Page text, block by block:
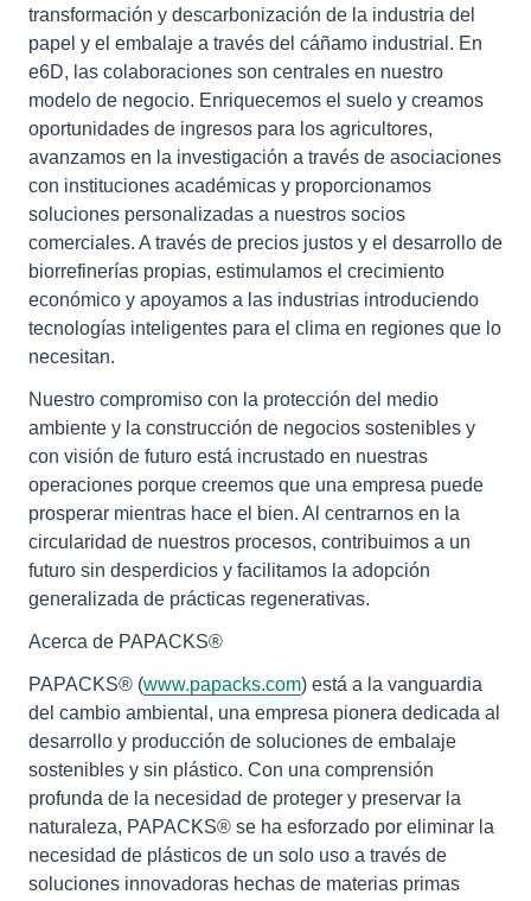
transformación y descarbonización de la industria del
papel y el embalaje a través del cáñamo industrial. En
e6D, las colaboraciones son centrales en nuestro
modelo de negocio. Enriquecemos el suelo y creamos
oportunidades de ingresos para los agricultores,
avanzamos en la investigación a través de asociaciones
con instituciones académicas y proporcionamos
soluciones personalizadas a nuestros socios
comerciales. A través de precios justos y el desarrollo de
biorrefinerías propias, estimulamos el crecimiento
económico y apoyamos a las industrias introduciendo
tecnologías inteligentes para el clima en regiones que lo
necesitan.
Nuestro compromiso con la protección del medio
ambiente y la construcción de negocios sostenibles y
con visión de futuro está incrustado en nuestras
operaciones porque creemos que una empresa puede
prosperar mientras hace el bien. Al centrarnos en la
circularidad de nuestros procesos, contribuimos a un
futuro sin desperdicios y facilitamos la adopción
generalizada de prácticas regenerativas.
Acerca de PAPACKS®
PAPACKS® (www.papacks.com) está a la vanguardia
del cambio ambiental, una empresa pionera dedicada al
desarrollo y producción de soluciones de embalaje
sostenibles y sin plástico. Con una comprensión
profunda de la necesidad de proteger y preservar la
naturaleza, PAPACKS® se ha esforzado por eliminar la
necesidad de plásticos de un solo uso a través de
soluciones innovadoras hechas de materias primas